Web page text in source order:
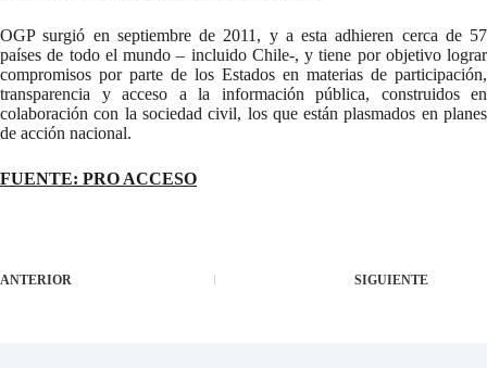
OGP surgió en septiembre de 2011, y a esta adhieren cerca de 57
países de todo el mundo – incluido Chile-, y tiene por objetivo lograr
compromisos por parte de los Estados en materias de participación,
transparencia y acceso a la información pública, construidos en
colaboración con la sociedad civil, los que están plasmados en planes
de acción nacional.
FUENTE: PRO ACCESO
ANTERIOR SIGUIENTE